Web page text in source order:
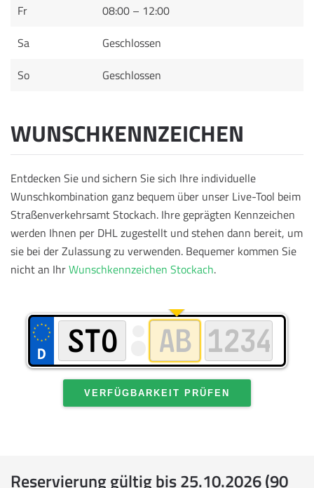
Fr
08:00 – 12:00
Sa
Geschlossen
So
Geschlossen
WUNSCHKENNZEICHEN
Entdecken Sie und sichern Sie sich Ihre individuelle
Wunschkombination ganz bequem über unser Live-Tool beim
Straßenverkehrsamt Stockach. Ihre geprägten Kennzeichen
werden Ihnen per DHL zugestellt und stehen dann bereit, um
sie bei der Zulassung zu verwenden. Bequemer kommen Sie
nicht an IhrWunschkennzeichen Stockach.
VERFÜGBARKEIT PRÜFEN
Reservierung gültig bis 25.10.2026 (90